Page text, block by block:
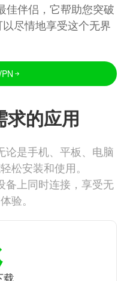
佳伴侣，它帮助您突破
尽情地享受这个无界
求的应用
论是手机、平板、电脑
松安装和使用。
备上同时连接，享受无
验。
载